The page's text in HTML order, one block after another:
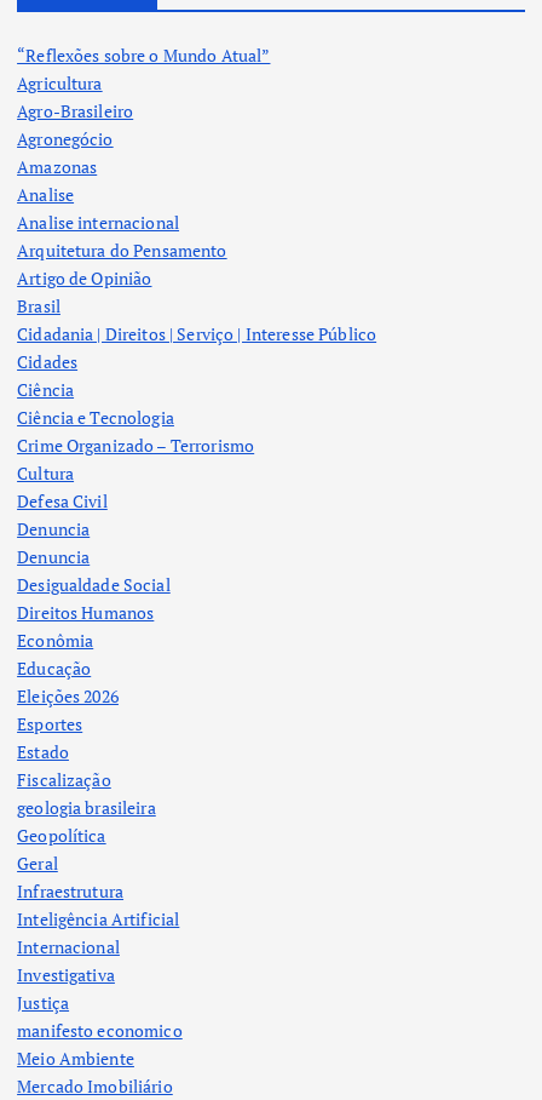
“Reflexões sobre o Mundo Atual”
Agricultura
Agro-Brasileiro
Agronegócio
Amazonas
Analise
Analise internacional
Arquitetura do Pensamento
Artigo de Opinião
Brasil
Cidadania | Direitos | Serviço | Interesse Público
Cidades
Ciência
Ciência e Tecnologia
Crime Organizado – Terrorismo
Cultura
Defesa Civil
Denuncia
Denuncia
Desigualdade Social
Direitos Humanos
Econômia
Educação
Eleições 2026
Esportes
Estado
Fiscalização
geologia brasileira
Geopolítica
Geral
Infraestrutura
Inteligência Artificial
Internacional
Investigativa
Justiça
manifesto economico
Meio Ambiente
Mercado Imobiliário